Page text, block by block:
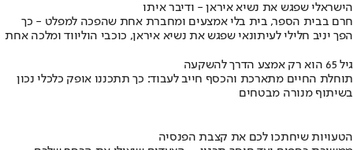
הישראלי שפגש את נשיא איראן - ודיבר איתו
חרם בבית הספר, בית בלי אמצעים ומחברת אחת שהפכה למפלט - כך
הפך יניב חלילי לעיתונאי שפגש את נשיא איראן, כוכבי הוליווד ומלכה אחת
גיל 65 הוא רק אמצע הדרך להשקעה
תוחלת החיים מתארכת והכסף חייב לעבוד: כך תתכננו אופק כלכלי נכון
בשיתוף מנורה מבטחים
הטעויות שיחתכו לכם את קצבת הפנסיה